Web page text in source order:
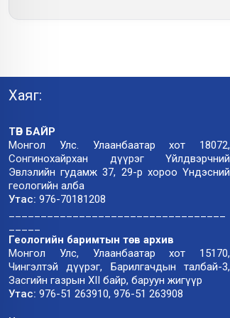
Хаяг:
ТӨВ БАЙР
Монгол Улс. Улаанбаатар хот 18072,
Сонгинохайрхан дүүрэг Үйлдвэрчний
Эвлэлийн гудамж 37, 29-р хороо Үндэсний
геологийн алба
Утас: 976-70181208
Геологийн баримтын төв архив
Монгол Улс, Улаанбаатар хот 15170,
Чингэлтэй дүүрэг, Барилгачдын талбай-3,
Засгийн газрын XII байр, баруун жигүүр
Утас: 976-51 263910, 976-51 263908